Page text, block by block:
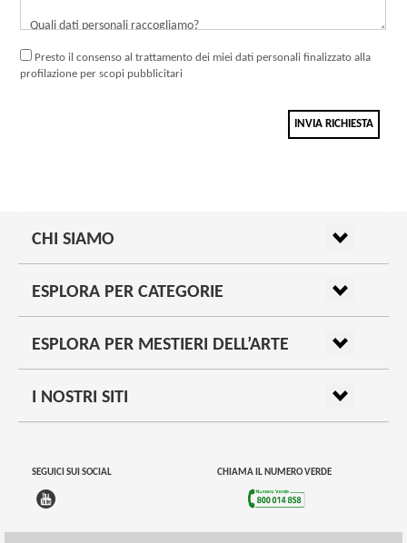
Presto il consenso al trattamento dei miei dati personali finalizzato alla
profilazione per scopi pubblicitari
INVIA RICHIESTA
CHI SIAMO
ESPLORA PER CATEGORIE
ESPLORA PER MESTIERI DELL’ARTE
I NOSTRI SITI
SEGUICI SUI SOCIAL CHIAMA IL NUMERO VERDE